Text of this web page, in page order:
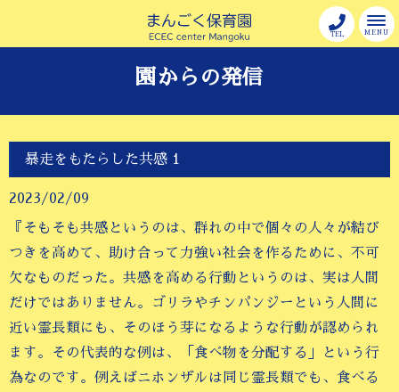
MENU
TEL
園からの発信
暴走をもたらした共感 1
2023/02/09
『そもそも共感というのは、群れの中で個々の人々が結び
つきを高めて、助け合って力強い社会を作るために、不可
欠なものだった。共感を高める行動というのは、実は人間
だけではありません。ゴリラやチンパンジーという人間に
近い霊長類にも、そのほう芽になるような行動が認められ
ます。その代表的な例は、「食べ物を分配する」という行
為なのです。例えばニホンザルは同じ霊長類でも、食べる